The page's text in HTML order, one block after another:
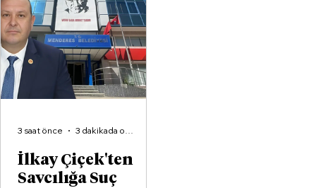
Aliağa KZY Spor Kulübü,
voleybol branşında güçlerini
birleştiren kapsamlı bir iş
birliği protokolüne imza attı.
İlkay Çiçek'ten
Savcılığa Suç
3 saat önce 3 dakikada okunur